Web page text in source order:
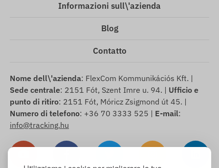
Informazioni sull\'azienda
Blog
Contatto
Nome dell\'azienda: FlexCom Kommunikációs Kft. |
Sede centrale: 2151 Fót, Szent Imre u. 94. | Ufficio e
punto di ritiro: 2151 Fót, Móricz Zsigmond út 45. |
Numero di telefono: +36 70 3333 525 | E-mail:
info@tracking.hu